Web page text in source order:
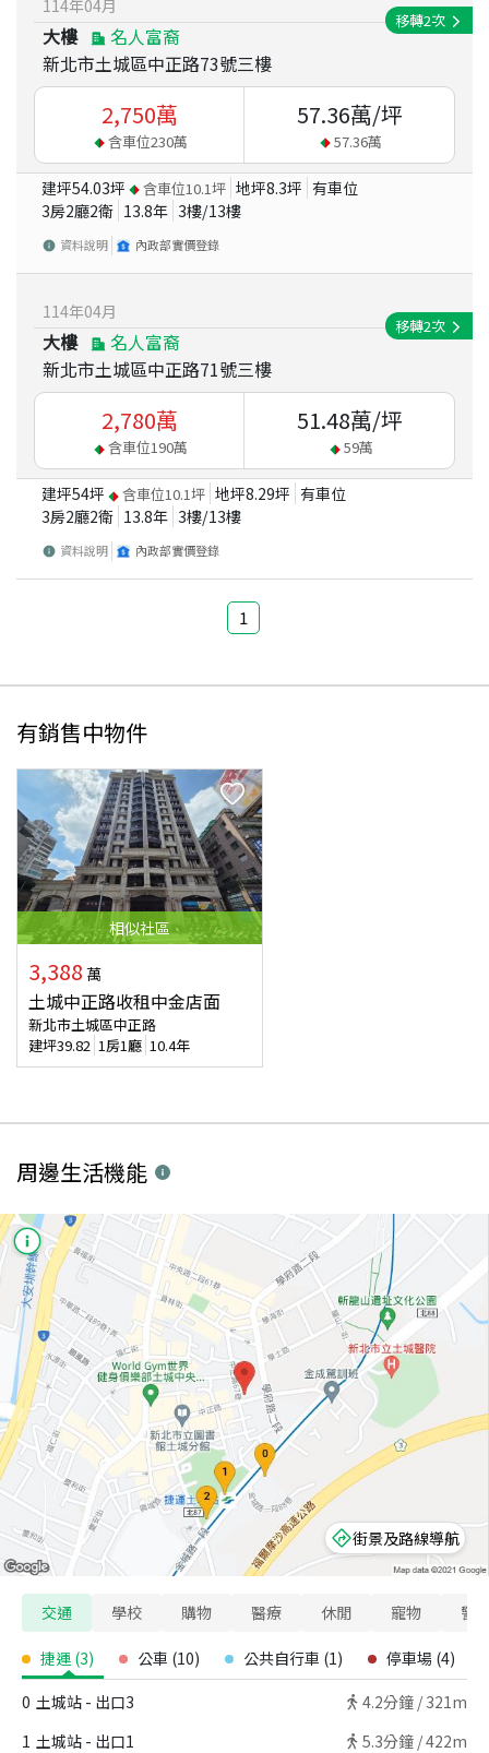
114年04月
大樓
名人富裔
新北市土城區中正路73號三樓
移轉2次
2,750萬
含車位230萬
57.36萬/坪
57.36萬
建坪54.03坪 含車位10.1坪 地坪8.3坪 有車位
3房2廳2衛 13.8年 3樓/13樓
資料說明 內政部實價登錄
114年04月
大樓
名人富裔
新北市土城區中正路71號三樓
移轉2次
2,780萬
含車位190萬
51.48萬/坪
59萬
建坪54坪 含車位10.1坪 地坪8.29坪 有車位
3房2廳2衛 13.8年 3樓/13樓
資料說明 內政部實價登錄
1
有銷售中物件
相似社區
3,388 萬
土城中正路收租中金店面
新北市土城區中正路
建坪39.82 1房1廳 10.4年
周邊生活機能
街景及路線導航
交通 學校 購物 醫療 休閒 寵物 警
捷運 (3) 公車 (10) 公共自行車 (1) 停車場 (4)
0 土城站 - 出口3 4.2分鐘 / 321m
1 土城站 - 出口1 5.3分鐘 /422m